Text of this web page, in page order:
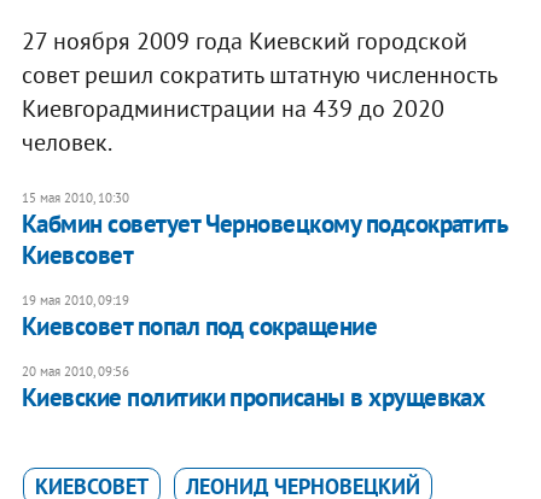
27 ноября 2009 года Киевский городской
совет решил сократить штатную численность
Киевгорадминистрации на 439 до 2020
человек.
15 мая 2010, 10:30
Кабмин советует Черновецкому подсократить
Киевсовет
19 мая 2010, 09:19
Киевсовет попал под сокращение
20 мая 2010, 09:56
Киевские политики прописаны в хрущевках
КИЕВСОВЕТ ЛЕОНИД ЧЕРНОВЕЦКИЙ